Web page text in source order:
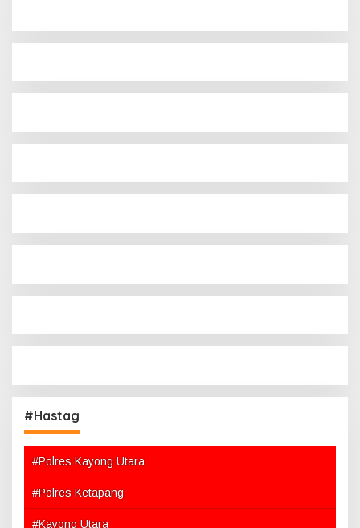
#Hastag
#Polres Kayong Utara
#Polres Ketapang
#Kayong Utara